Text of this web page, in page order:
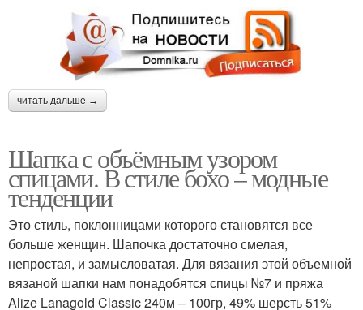
читать дальше →
Шапка с объёмным узором
спицами. В стиле бохо – модные
тенденции
Это стиль, поклонницами которого становятся все
больше женщин. Шапочка достаточно смелая,
непростая, и замысловатая. Для вязания этой объемной
вязаной шапки нам понадобятся спицы №7 и пряжа
Alize Lanagold Classic 240м – 100гр, 49% шерсть 51%